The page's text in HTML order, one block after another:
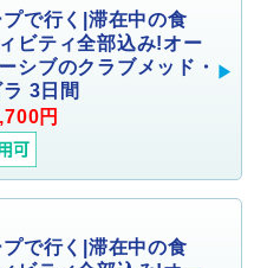
で行く|滞在中の食
ビティ全部込み!オー
シブのクラブメッド・
3日間
円
で行く|滞在中の食